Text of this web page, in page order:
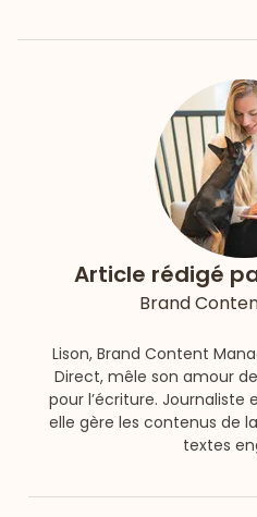
Article rédigé
Brand
Lison, Brand Content
Direct, mêle son amour
pour l’écriture.
elle gère les contenus de
textes